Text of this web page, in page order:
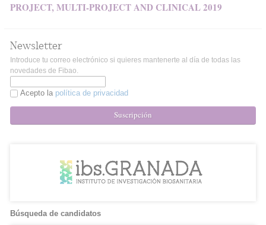
PROJECT, MULTI-PROJECT AND CLINICAL 2019
Newsletter
Introduce tu correo electrónico si quieres mantenerte al día de todas las
novedades de Fibao.
Acepto la política de privacidad
Suscripción
Búsqueda de candidatos